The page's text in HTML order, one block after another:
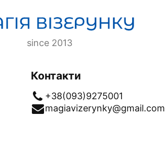
since 2013
Контакти
+38(093)9275001
magiavizerynky@gmail.com